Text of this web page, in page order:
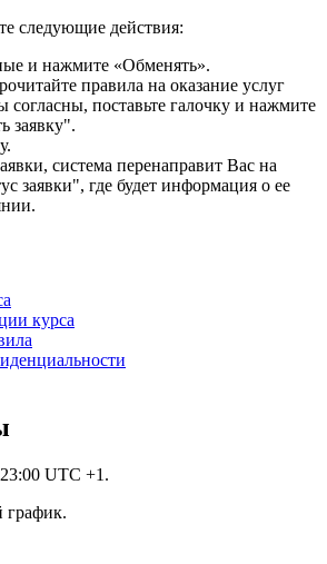
следующие действия:
и нажмите «Обменять».
правила на оказание услуг
согласны, поставьте галочку и нажмите
заявку".
система перенаправит Вас на
заявки", где будет информация о ее
курса
UTC +1.